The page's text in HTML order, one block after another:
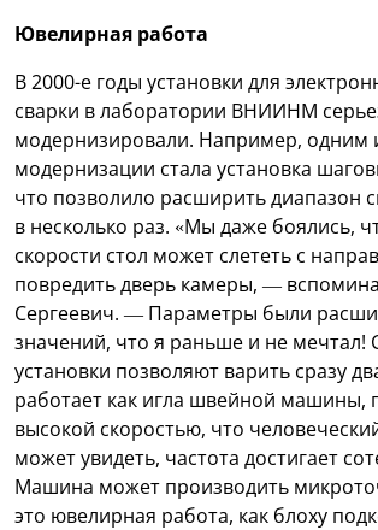
Ювелирная работа
В 2000-е годы установки для
сварки в лаборатории ВНИИНМ
модернизировали. Например, одним
модернизации стала установка
что позволило расширить диапазон
в несколько раз. «Мы даже боялись,
скорости стол может слететь с
повредить дверь камеры, —
Сергеевич. — Параметры были
значений, что я раньше и не
установки позволяют варить сразу
работает как игла швейной машины,
высокой скоростью, что
может увидеть, частота достигает
Машина может производить
это ювелирная работа, как блоху